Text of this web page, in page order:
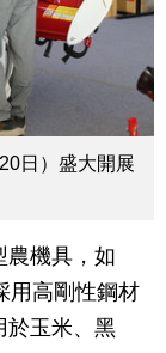
日）盛大開展
農機具，如
用高剛性鋼材
於玉米、黑